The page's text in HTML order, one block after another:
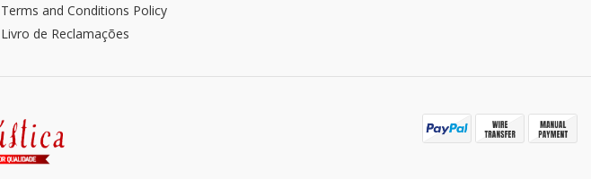
Terms and Conditions Policy
Livro de Reclamações